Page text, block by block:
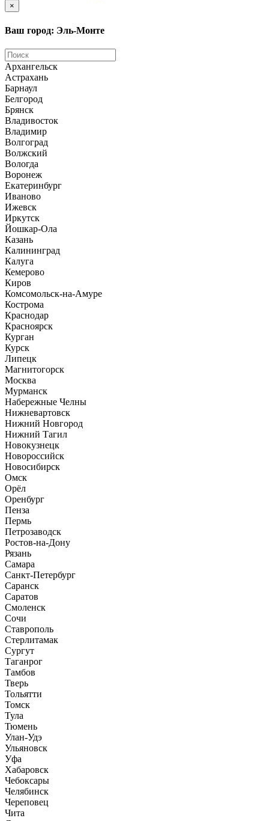
×
Ваш город: Эль-Монте
Архангельск
Астрахань
Барнаул
Белгород
Брянск
Владивосток
Владимир
Волгоград
Волжский
Вологда
Воронеж
Екатеринбург
Иваново
Ижевск
Иркутск
Йошкар-Ола
Казань
Калининград
Калуга
Кемерово
Киров
Комсомольск-на-Амуре
Кострома
Краснодар
Красноярск
Курган
Курск
Липецк
Магнитогорск
Москва
Мурманск
Набережные Челны
Нижневартовск
Нижний Новгород
Нижний Тагил
Новокузнецк
Новороссийск
Новосибирск
Омск
Орёл
Оренбург
Пенза
Пермь
Петрозаводск
Ростов-на-Дону
Рязань
Самара
Санкт-Петербург
Саранск
Саратов
Смоленск
Сочи
Ставрополь
Стерлитамак
Сургут
Таганрог
Тамбов
Тверь
Тольятти
Томск
Тула
Тюмень
Улан-Удэ
Ульяновск
Уфа
Хабаровск
Чебоксары
Челябинск
Череповец
Чита